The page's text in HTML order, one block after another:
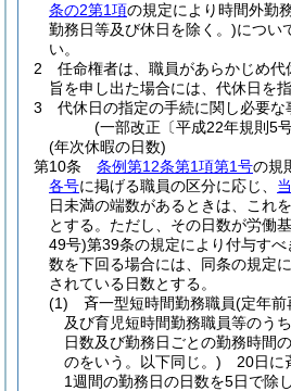
条の2第1項の規定により時間外勤
勤務日等及び休日を除く。)につい
い。
2
任命権者は、職員があらかじめ
旨を申し出た場合には、代休日を
3
代休日の指定の手続に関し必要な
(一部改正〔平成22年規則5
(年次休暇の日数)
第10条
条例第12条第1項第1号の規
各号に掲げる職員の区分に応じ、
日未満の端数があるときは、これ
とする。 ただし、その日数が労働
49号)第39条の規定により付与す
数を下回る場合には、同条の規定
されている日数とする。
(1)
斉一型短時間勤務職員(定年前
及び育児短時間勤務職員等のう
日数及び勤務日ごとの勤務時間
のをいう。以下同じ。) 20日に
1週間の勤務日の日数を5日で除